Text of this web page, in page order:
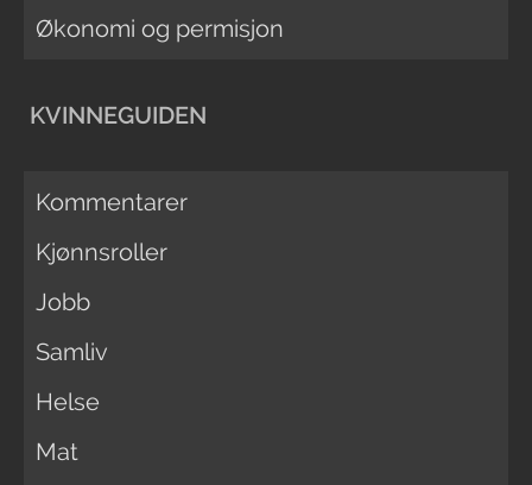
Økonomi og permisjon
KVINNEGUIDEN
Kommentarer
Kjønnsroller
Jobb
Samliv
Helse
Mat